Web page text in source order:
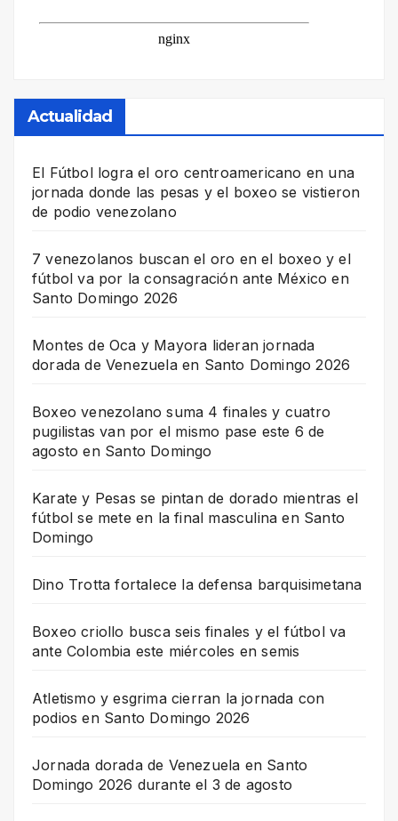
Actualidad
El Fútbol logra el oro centroamericano en una
jornada donde las pesas y el boxeo se vistieron
de podio venezolano
7 venezolanos buscan el oro en el boxeo y el
fútbol va por la consagración ante México en
Santo Domingo 2026
Montes de Oca y Mayora lideran jornada
dorada de Venezuela en Santo Domingo 2026
Boxeo venezolano suma 4 finales y cuatro
pugilistas van por el mismo pase este 6 de
agosto en Santo Domingo
Karate y Pesas se pintan de dorado mientras el
fútbol se mete en la final masculina en Santo
Domingo
Dino Trotta fortalece la defensa barquisimetana
Boxeo criollo busca seis finales y el fútbol va
ante Colombia este miércoles en semis
Atletismo y esgrima cierran la jornada con
podios en Santo Domingo 2026
Jornada dorada de Venezuela en Santo
Domingo 2026 durante el 3 de agosto